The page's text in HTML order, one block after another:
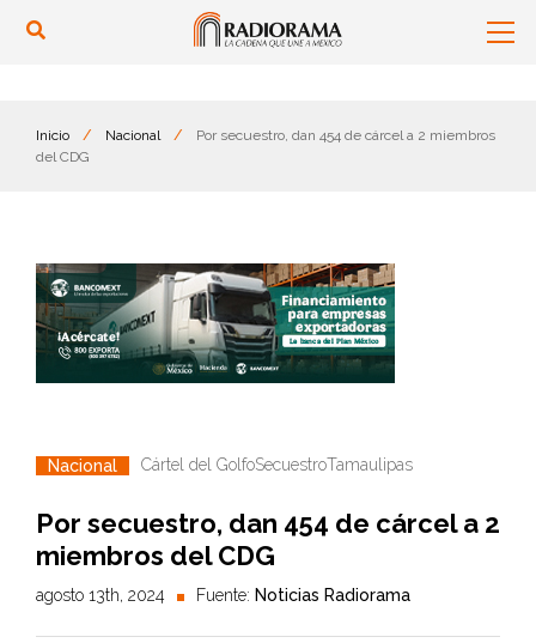
Inicio / Nacional /
Por secuestro, dan 454 de cárcel a 2 miembros
del CDG
Nacional Cártel del GolfoSecuestroTamaulipas
Por secuestro, dan 454 de cárcel a 2
miembros del CDG
agosto 13th, 2024 Fuente: Noticias Radiorama